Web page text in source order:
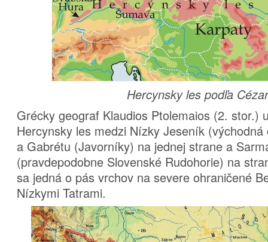
Hercynsky les podľa
Grécky geograf Klaudios Ptolemaios (2. stor.)
Hercynsky les medzi Nízky Jeseník
a Gabrétu (Javorníky) na jednej strane a
(pravdepodobne Slovenské Rudohorie) na
sa jedná o pás vrchov na severe ohraničené
Nízkymi Tatrami.